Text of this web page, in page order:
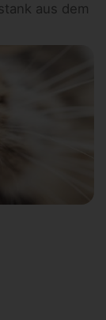
aus dem